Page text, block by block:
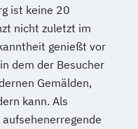
ist keine 20
nicht zuletzt im
genießt vor
dem der Besucher
Gemälden,
kann. Als